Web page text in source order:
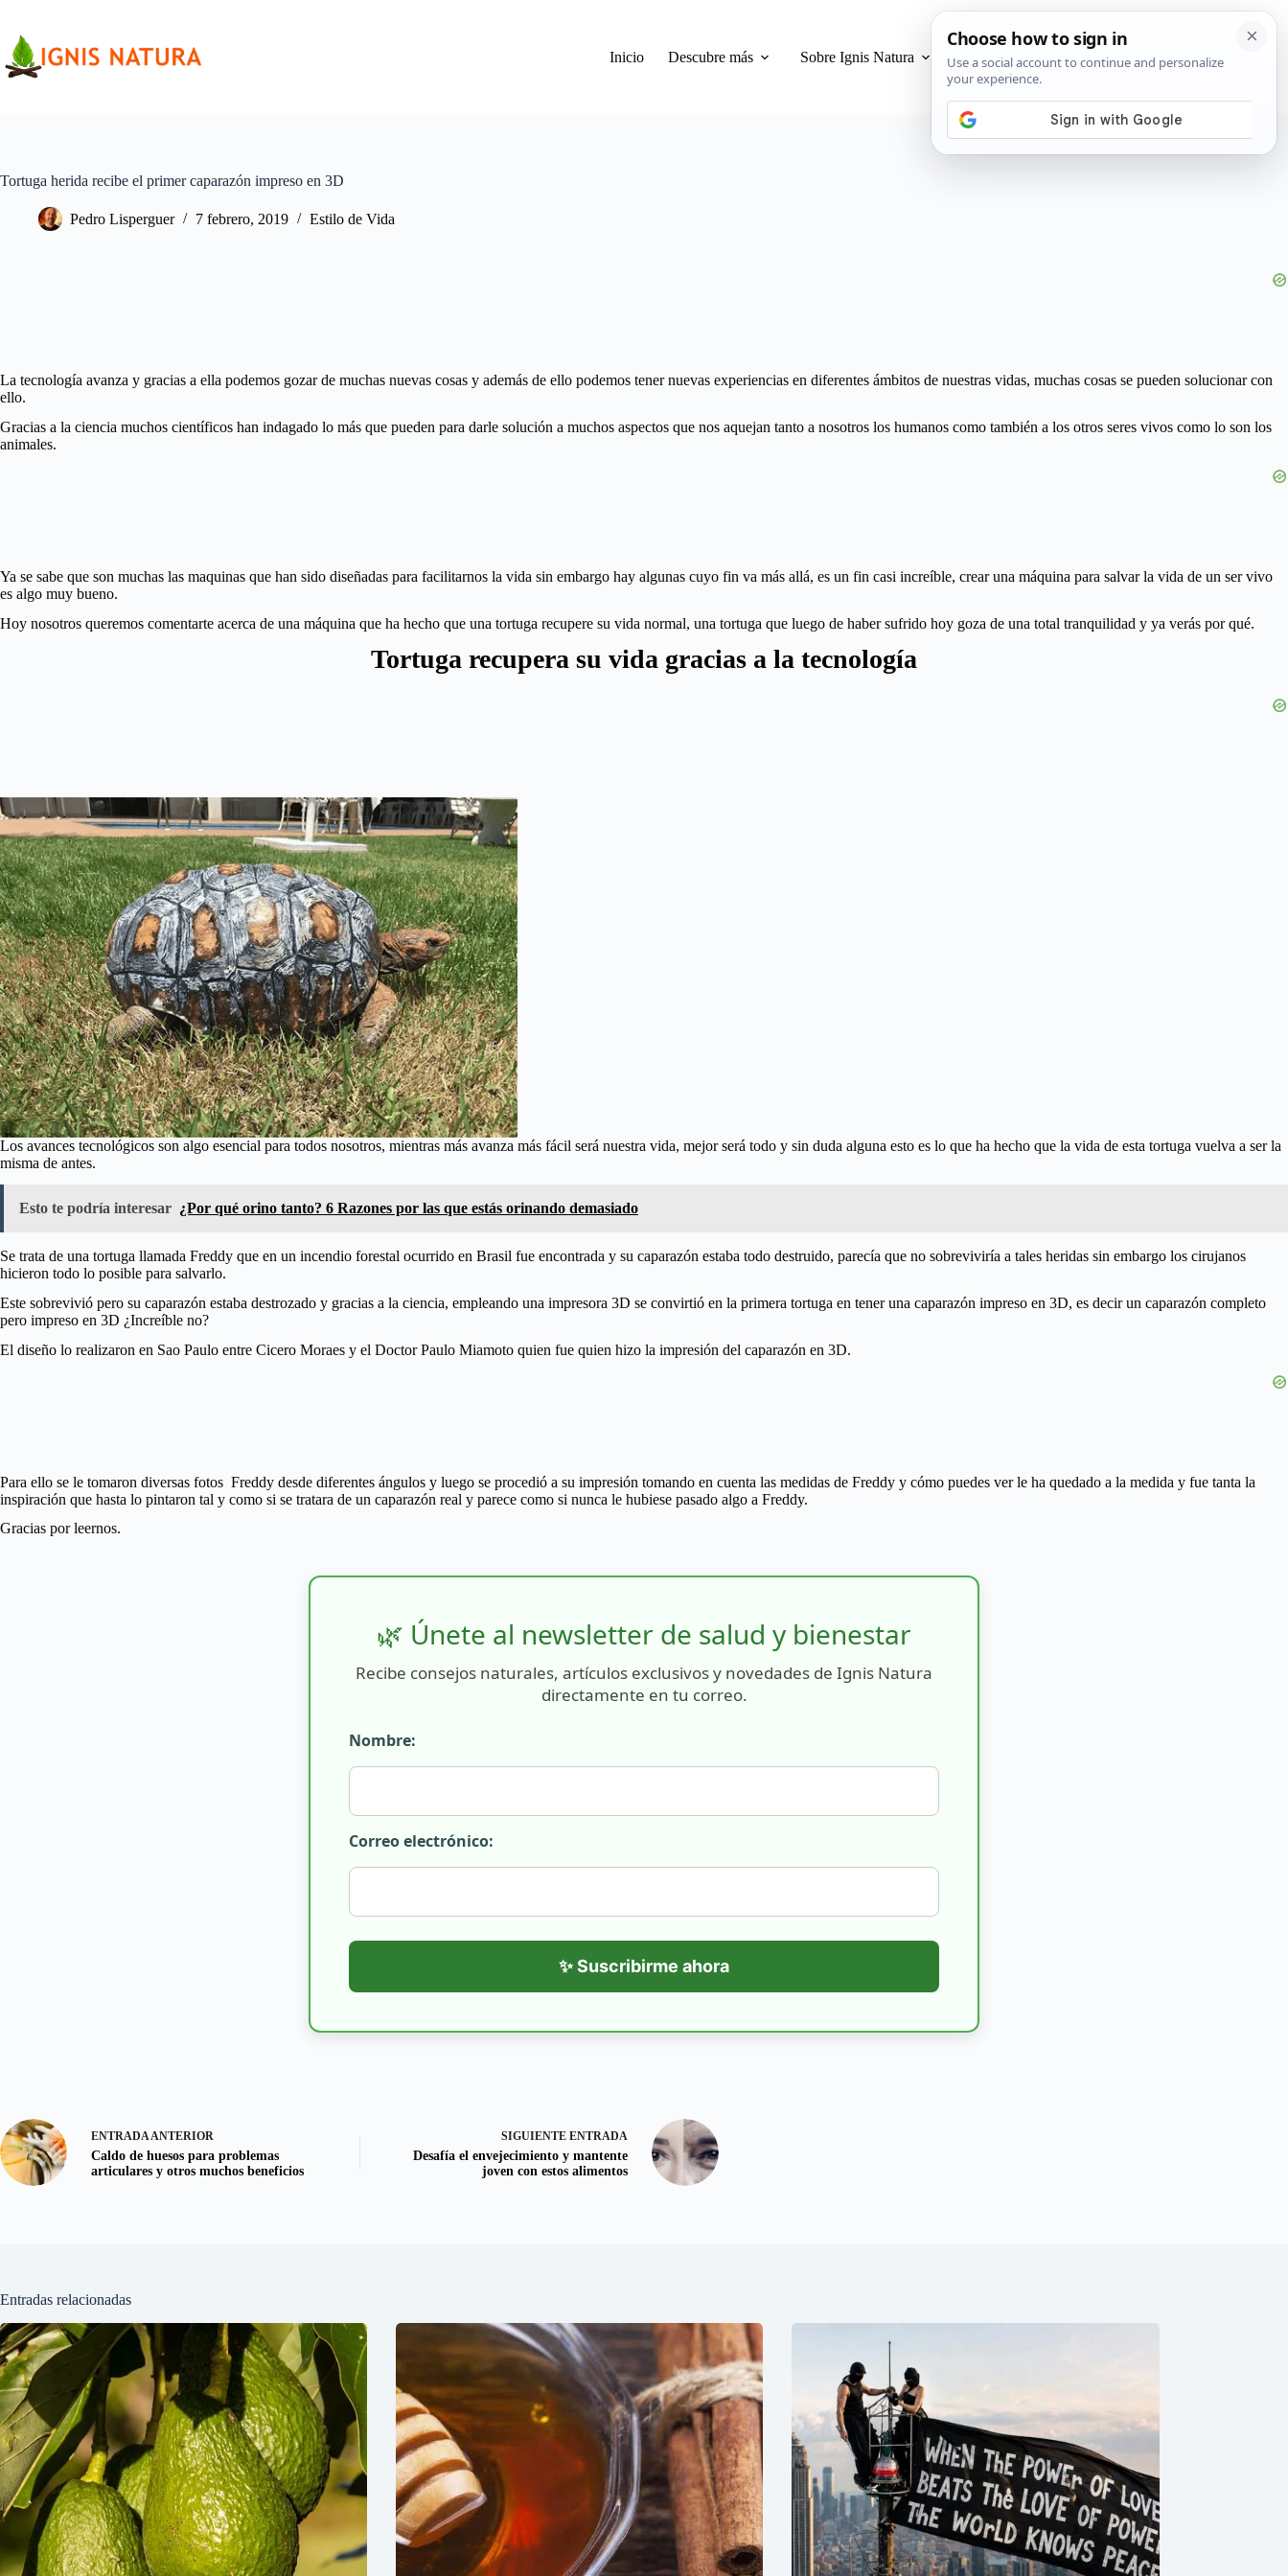
contenido
Inicio
Descubre más Sobre Ignis Natura Privacidad y Cookies
Tortuga herida recibe el primer caparazón impreso en 3D
Pedro Lisperguer 7 febrero, 2019 Estilo de Vida
La tecnología avanza y gracias a ella podemos gozar de muchas nuevas cosas y además de ello podemos tener nuevas experiencias en diferentes ámbitos de nuestras vidas, muchas cosas se pueden solucionar con
ello.
Gracias a la ciencia muchos científicos han indagado lo más que pueden para darle solución a muchos aspectos que nos aquejan tanto a nosotros los humanos como también a los otros seres vivos como lo son los
animales.
Ya se sabe que son muchas las maquinas que han sido diseñadas para facilitarnos la vida sin embargo hay algunas cuyo fin va más allá, es un fin casi increíble, crear una máquina para salvar la vida de un ser vivo
es algo muy bueno.
Hoy nosotros queremos comentarte acerca de una máquina que ha hecho que una tortuga recupere su vida normal, una tortuga que luego de haber sufrido hoy goza de una total tranquilidad y ya verás por qué.
Tortuga recupera su vida gracias a la tecnología
Los avances tecnológicos son algo esencial para todos nosotros, mientras más avanza más fácil será nuestra vida, mejor será todo y sin duda alguna esto es lo que ha hecho que la vida de esta tortuga vuelva a ser la
misma de antes.
Esto te podría interesar ¿Por qué orino tanto? 6 Razones por las que estás orinando demasiado
Se trata de una tortuga llamada Freddy que en un incendio forestal ocurrido en Brasil fue encontrada y su caparazón estaba todo destruido, parecía que no sobreviviría a tales heridas sin embargo los cirujanos
hicieron todo lo posible para salvarlo.
Este sobrevivió pero su caparazón estaba destrozado y gracias a la ciencia, empleando una impresora 3D se convirtió en la primera tortuga en tener una caparazón impreso en 3D, es decir un caparazón completo
pero impreso en 3D ¿Increíble no?
El diseño lo realizaron en Sao Paulo entre Cicero Moraes y el Doctor Paulo Miamoto quien fue quien hizo la impresión del caparazón en 3D.
Para ello se le tomaron diversas fotos Freddy desde diferentes ángulos y luego se procedió a su impresión tomando en cuenta las medidas de Freddy y cómo puedes ver le ha quedado a la medida y fue tanta la
inspiración que hasta lo pintaron tal y como si se tratara de un caparazón real y parece como si nunca le hubiese pasado algo a Freddy.
Gracias por leernos.
🌿 Únete al newsletter de salud y bienestar
Recibe consejos naturales, artículos exclusivos y novedades de Ignis Natura
directamente en tu correo.
Nombre:
Correo electrónico:
✨ Suscribirme ahora
ENTRADA ANTERIOR
Caldo de huesos para problemas
articulares y otros muchos beneficios
SIGUIENTE ENTRADA
Desafía el envejecimiento y mantente
joven con estos alimentos
Entradas relacionadas